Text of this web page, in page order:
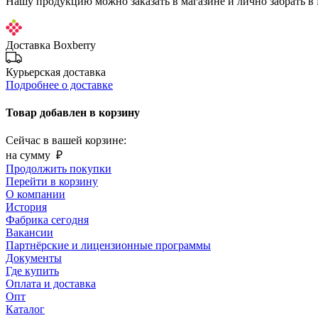
Доставка Boxberry
Курьерская доставка
Подробнее о доставке
Товар добавлен в корзину
Сейчас в вашей корзине:
на сумму ₽
Продолжить покупки
Перейти в корзину
О компании
История
Фабрика сегодня
Вакансии
Партнёрские и лицензионные программы
Документы
Где купить
Оплата и доставка
Опт
Каталог